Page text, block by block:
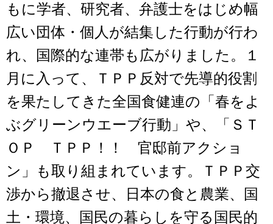
もに学者、研究者、弁護士をはじめ幅
広い団体・個人が結集した行動が行わ
れ、国際的な連帯も広がりました。１
月に入って、ＴＰＰ反対で先導的役割
を果たしてきた全国食健連の「春をよ
ぶグリーンウエーブ行動」や、「ＳＴ
ＯＰ ＴＰＰ！！ 官邸前アクショ
ン」も取り組まれています。ＴＰＰ交
渉から撤退させ、日本の食と農業、国
土・環境、国民の暮らしを守る国民的